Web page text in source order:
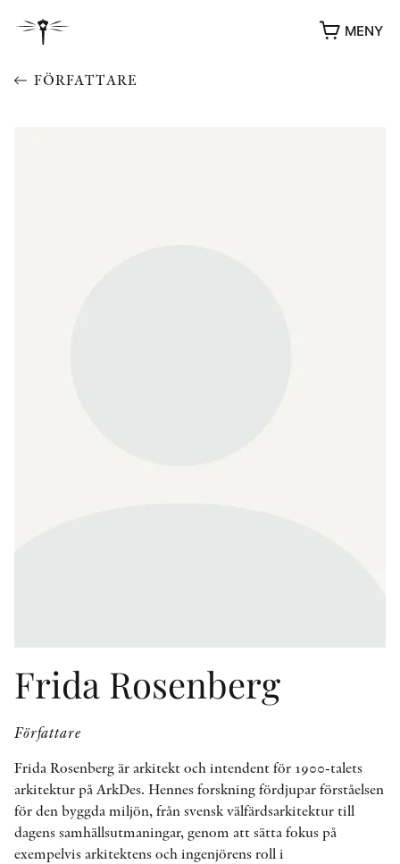
MENY
FÖRFATTARE
Frida Rosenberg
Författare
Frida Rosenberg är arkitekt och intendent för 1900-talets
arkitektur på ArkDes. Hennes forskning fördjupar förståelsen
för den byggda miljön, från svensk välfärdsarkitektur till
dagens samhällsutmaningar, genom att sätta fokus på
exempelvis arkitektens och ingenjörens roll i